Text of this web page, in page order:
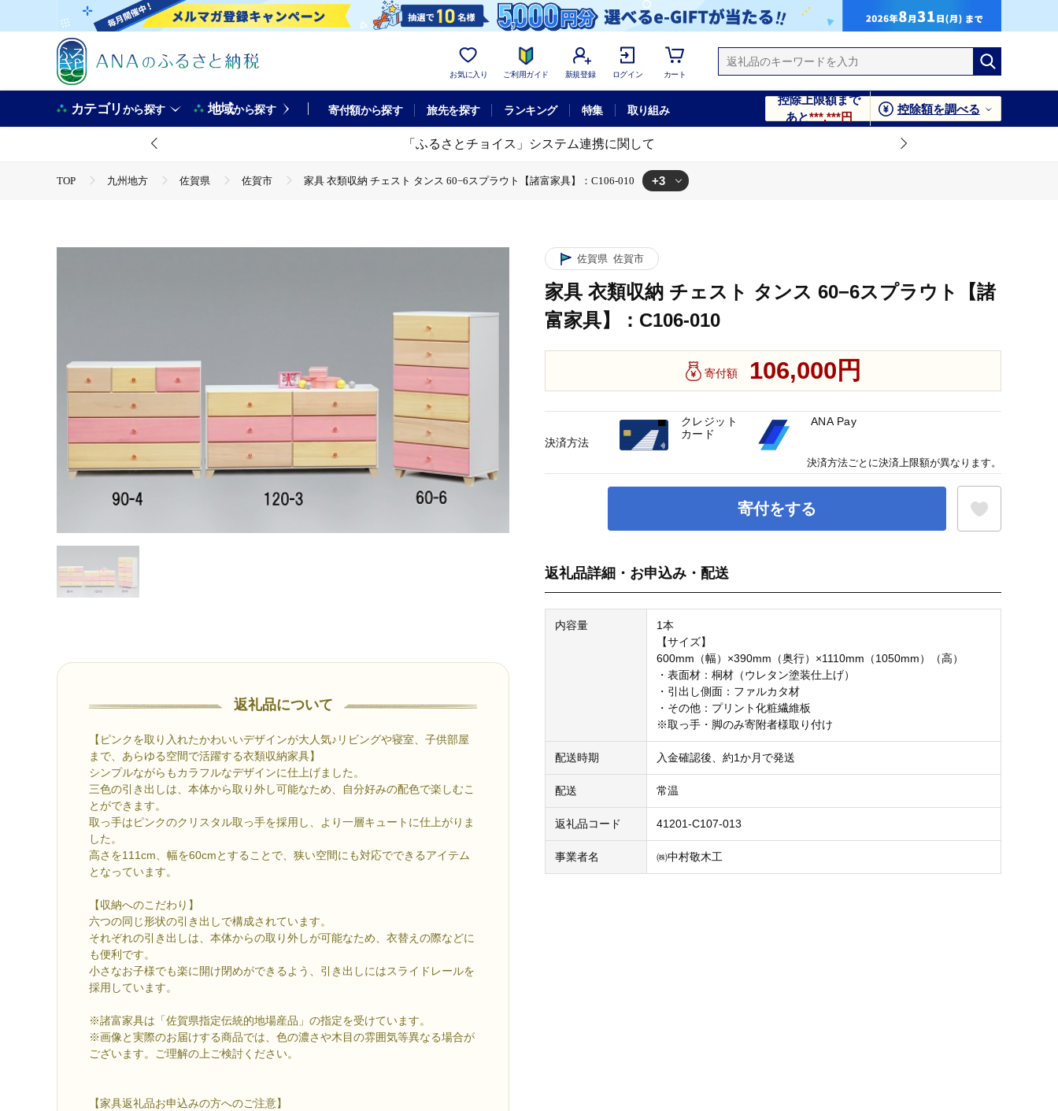
お気に入り ご利用ガイド 新規登録 ログイン カート
カテゴリから探す 地域から探す 寄付額から探す 旅先を探す ランキング 特集 取り組み
控除上限額まで
あと***,***円
控除額を調べる
「ふるさとチョイス」システム連携に関して
TOP 九州地方 佐賀県 佐賀市 家具 衣類収納 チェスト タンス 60−6スプラウト【諸富家具】：C106-010 +3
返礼品について
【ピンクを取り入れたかわいいデザインが大人気♪リビングや寝室、子供部屋
まで、あらゆる空間で活躍する衣類収納家具】
シンプルながらもカラフルなデザインに仕上げました。
三色の引き出しは、本体から取り外し可能なため、自分好みの配色で楽しむこ
とができます。
取っ手はピンクのクリスタル取っ手を採用し、より一層キュートに仕上がりま
した。
高さを111cm、幅を60cmとすることで、狭い空間にも対応でできるアイテム
となっています。
【収納へのこだわり】
六つの同じ形状の引き出しで構成されています。
それぞれの引き出しは、本体からの取り外しが可能なため、衣替えの際などに
も便利です。
小さなお子様でも楽に開け閉めができるよう、引き出しにはスライドレールを
採用しています。
※諸富家具は「佐賀県指定伝統的地場産品」の指定を受けています。
※画像と実際のお届けする商品では、色の濃さや木目の雰囲気等異なる場合が
ございます。ご理解の上ご検討ください。
【家具返礼品お申込みの方へのご注意】
佐賀県 佐賀市
家具 衣類収納 チェスト タンス 60−6スプラウト【諸
富家具】：C106-010
寄付額 106,000円
寄付をする
返礼品詳細・お申込み・配送
内容量
1本
【サイズ】
600mm（幅）×390mm（奥行）×1110mm（1050mm）（高）
・表面材：桐材（ウレタン塗装仕上げ）
・引出し側面：ファルカタ材
・その他：プリント化粧繊維板
※取っ手・脚のみ寄附者様取り付け
配送時期 入金確認後、約1か月で発送
配送 常温
返礼品コード 41201-C107-013
事業者名 ㈱中村敬木工
決済方法
クレジット
カード
ANA Pay
決済方法ごとに決済上限額が異なります。